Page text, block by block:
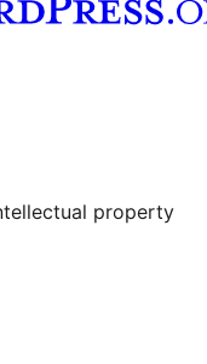
property